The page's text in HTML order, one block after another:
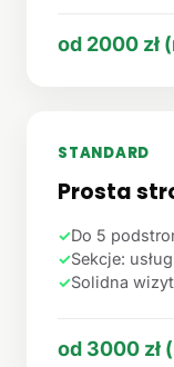
od 2000 zł
STANDARD
Prosta
✓Do 5
✓Sekcje:
✓Solidna
od 3000 zł